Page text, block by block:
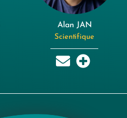
Alan JAN
Scientifique